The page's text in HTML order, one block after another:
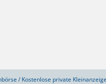
/ Kostenlose private